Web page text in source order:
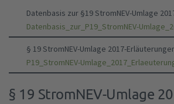
Datenbasis zur §19 StromNEV-Umlage
Datenbasis_zur_P19_StromNEV-
§ 19 StromNEV-Umlage 2017-
P19_StromNEV-
§ 19 StromNEV-Umlage